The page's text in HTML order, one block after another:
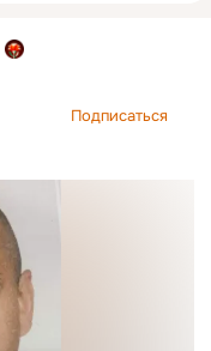
Подписаться